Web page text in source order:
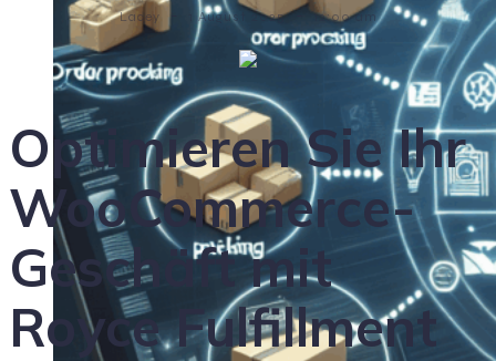
Lacey 1 August 2025 - 12:00 am
Optimieren Sie Ihr
WooCommerce-
Geschäft mit
Royce Fulfillment